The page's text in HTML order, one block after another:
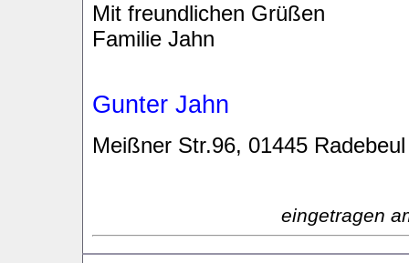
Mit freundlichen Grüßen
Familie Jahn
Gunter Jahn
Meißner Str.96, 01445 Radebeul
eingetragen